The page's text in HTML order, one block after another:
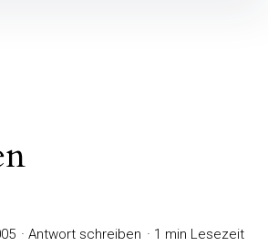
Antwort schreiben 1 min Lesezeit